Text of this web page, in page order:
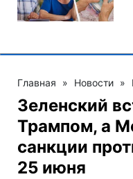
Главная » Новости »
Зеленский
Трампом, а
санкции
25 июня